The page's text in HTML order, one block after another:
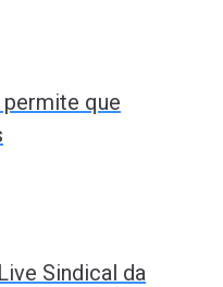
que
Sindical da